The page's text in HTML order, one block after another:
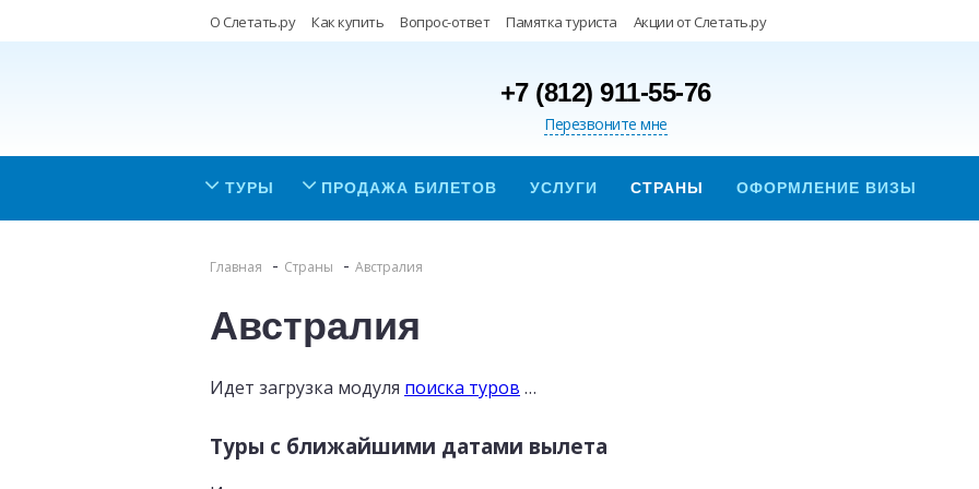
О Слетать.ру Как купить Вопрос-ответ Памятка туриста Акции от Слетать.ру
+7 (812) 911-55-76
Перезвоните мне
ТУРЫ ПРОДАЖА БИЛЕТОВ УСЛУГИ СТРАНЫ ОФОРМЛЕНИЕ ВИЗЫ
Главная Страны Австралия
Австралия
Идет загрузка модуля поиска туров …
Туры с ближайшими датами вылета